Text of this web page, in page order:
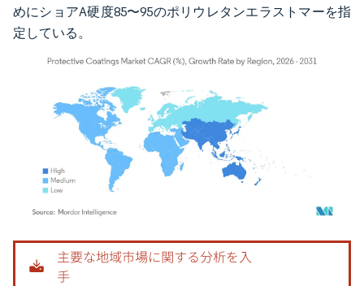
めにショアA硬度85〜95のポリウレタンエラストマーを指
定している。
画像 © Mordor Intelligence。再利用にはCC BY 4.0の表示が必要です。